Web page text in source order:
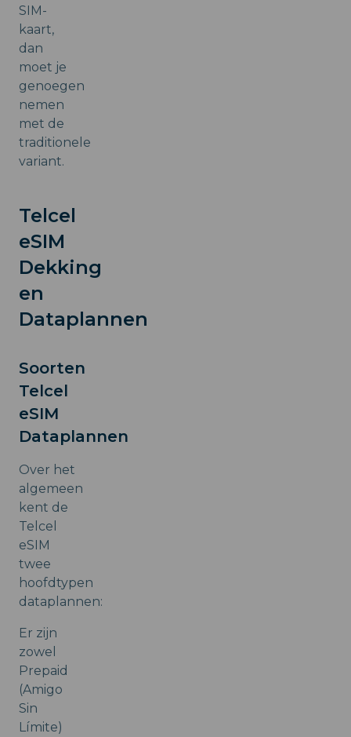
SIM-
kaart,
dan
moet je
genoegen
nemen
met de
traditionele
variant.
Telcel
eSIM
Dekking
en
Dataplannen
Soorten
Telcel
eSIM
Dataplannen
Over het
algemeen
kent de
Telcel
eSIM
twee
hoofdtypen
dataplannen:
Er zijn
zowel
Prepaid
(Amigo
Sin
Límite)